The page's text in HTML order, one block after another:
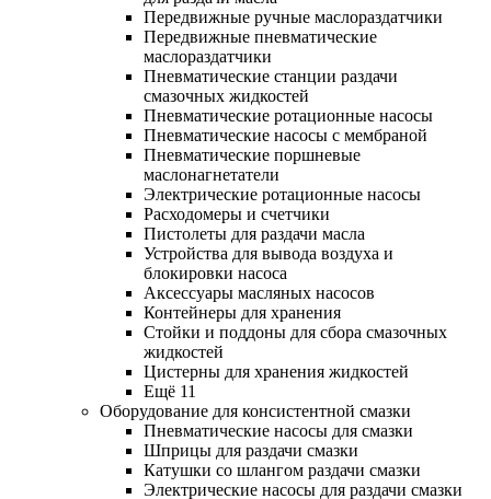
Передвижные ручные маслораздатчики
Передвижные пневматические
маслораздатчики
Пневматические станции раздачи
смазочных жидкостей
Пневматические ротационные насосы
Пневматические насосы с мембраной
Пневматические поршневые
маслонагнетатели
Электрические ротационные насосы
Расходомеры и счетчики
Пистолеты для раздачи масла
Устройства для вывода воздуха и
блокировки насоса
Аксессуары масляных насосов
Контейнеры для хранения
Стойки и поддоны для сбора смазочных
жидкостей
Цистерны для хранения жидкостей
Ещё 11
Оборудование для консистентной смазки
Пневматические насосы для смазки
Шприцы для раздачи смазки
Катушки со шлангом раздачи смазки
Электрические насосы для раздачи смазки